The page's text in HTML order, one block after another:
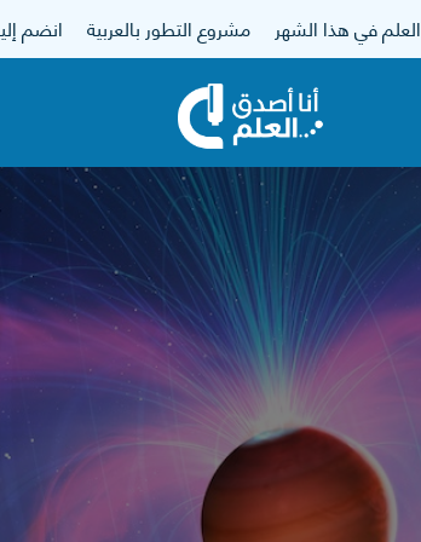
العلم في هذا الشهر مشروع التطور بالعربية انضم